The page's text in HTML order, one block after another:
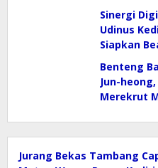
Sinergi
Udinus
Siapkan
Benteng
Jun-
Merekrut
Jurang Bekas Tambang